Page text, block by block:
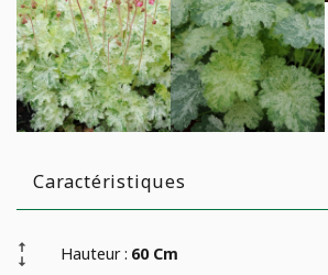
Caractéristiques
Hauteur : 60 Cm